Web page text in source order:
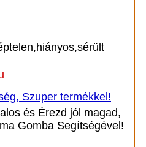
Szuper termékkel!
és Érezd jól magad,
Gomba Segítségével!